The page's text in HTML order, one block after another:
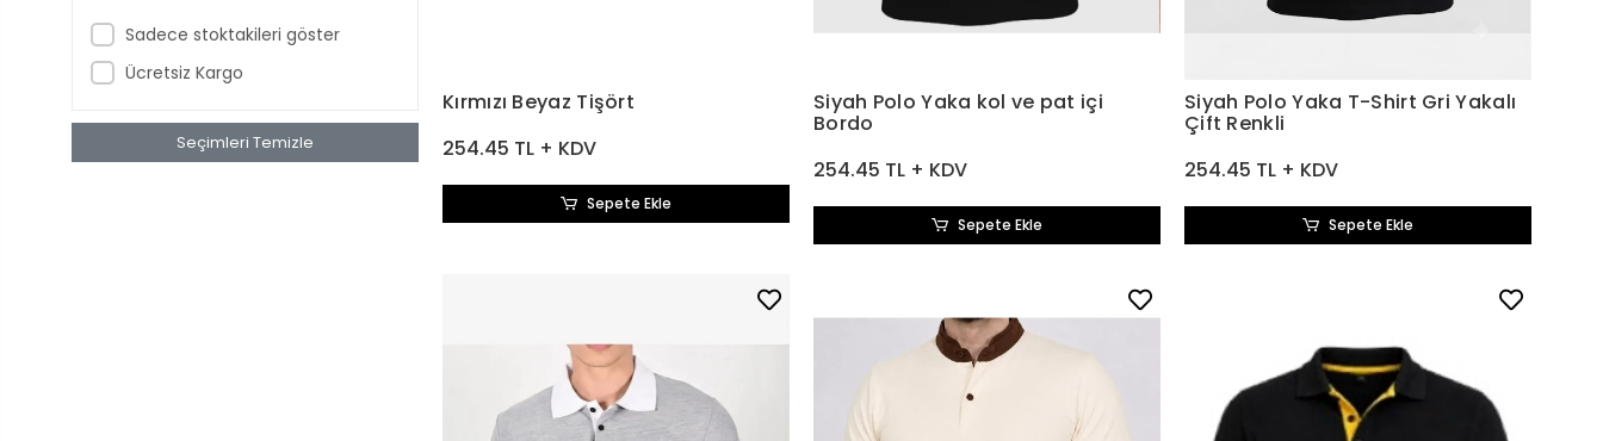
Sadece stoktakileri göster
Ücretsiz Kargo
Seçimleri Temizle
Kırmızı Beyaz Tişört
254.45 TL + KDV
Sepete Ekle
Siyah Polo Yaka kol ve pat içi
Bordo
254.45 TL + KDV
Sepete Ekle
Siyah Polo Yaka T-Shirt Gri Yakalı
Çift Renkli
254.45 TL + KDV
Sepete Ekle